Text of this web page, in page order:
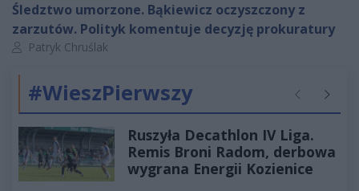
Śledztwo umorzone. Bąkiewicz oczyszczony z
zarzutów. Polityk komentuje decyzję prokuratury
Autor artykułu:
Patryk Chruślak
#WieszPierwszy Poprzednie
Ruszyła Decathlon IV Liga.
Remis Broni Radom, derbowa
wygrana Energii Kozienice